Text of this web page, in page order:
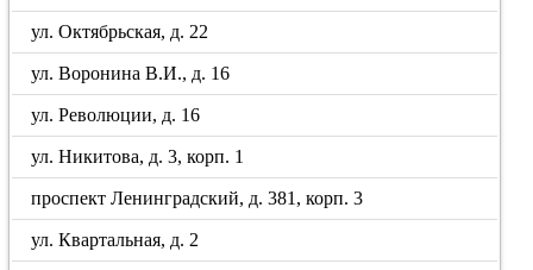
ул. Октябрьская, д. 22
ул. Воронина В.И., д. 16
ул. Революции, д. 16
ул. Никитова, д. 3, корп. 1
проспект Ленинградский, д. 381, корп. 3
ул. Квартальная, д. 2